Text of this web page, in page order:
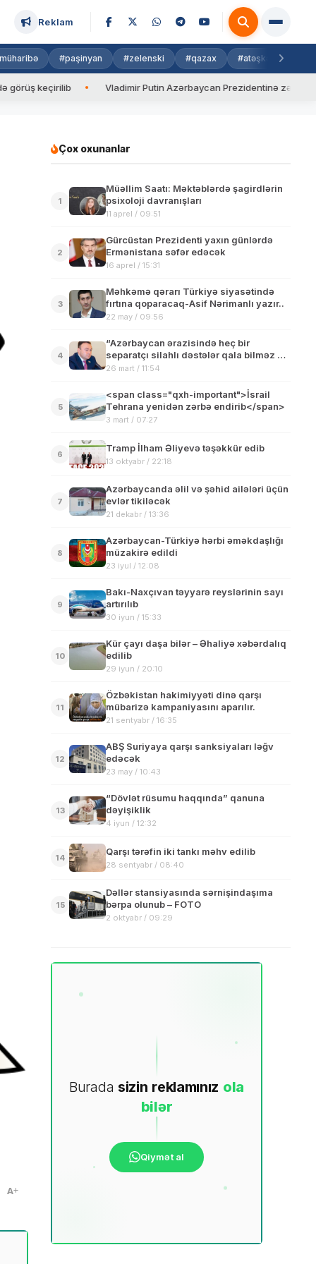
Reklam
#paşinyan #zelenski #qazax #atəşkəs
keçirilib Vladimir Putin Azərbaycan Prezidentinə zəng edib
A
Çox oxunanlar
1
Müəllim Saatı: Məktəblərdə şagirdlərin
psixoloji davranışları
11 aprel / 09:51
2
Gürcüstan Prezidenti yaxın günlərdə
Ermənistana səfər edəcək
16 aprel / 15:31
3
Məhkəmə qərarı Türkiyə siyasətində
fırtına qoparacaq-Asif Nərimanlı yazır..
22 may / 09:56
4
“Azərbaycan ərazisində heç bir
separatçı silahlı dəstələr qala bilməz və
qalmayacaq” – Deputatdan İrəvana sərt
26 mart / 11:54
5
<span class="qxh-important">İsrail
Tehrana yenidən zərbə endirib</span>
3 mart / 07:27
6
Tramp İlham Əliyevə təşəkkür edib
13 oktyabr / 22:18
7
Azərbaycanda əlil və şəhid ailələri üçün
evlər tikiləcək
21 dekabr / 13:36
8
Azərbaycan-Türkiyə hərbi əməkdaşlığı
müzakirə edildi
23 iyul / 12:08
9
Bakı-Naxçıvan təyyarə reyslərinin sayı
artırılıb
30 iyun / 15:33
10
Kür çayı daşa bilər – Əhaliyə xəbərdalıq
edilib
29 iyun / 20:10
11
Özbəkistan hakimiyyəti dinə qarşı
mübarizə kampaniyasını aparılır.
21 sentyabr / 16:35
12
ABŞ Suriyaya qarşı sanksiyaları ləğv
edəcək
23 may / 10:43
13
“Dövlət rüsumu haqqında” qanuna
dəyişiklik
4 iyun / 12:32
14
Qarşı tərəfin iki tankı məhv edilib
28 sentyabr / 08:40
15
Dəllər stansiyasında sərnişindaşıma
bərpa olunub – FOTO
2 oktyabr / 09:29
Burada sizin reklamınız ola
bilər
Qiymət al